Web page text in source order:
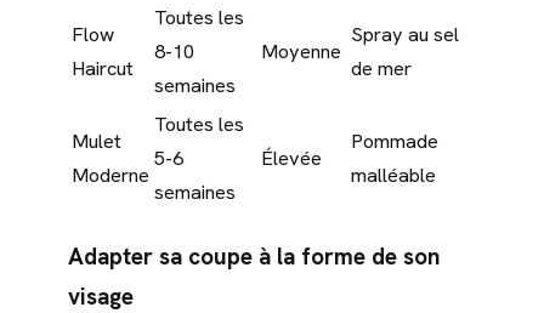
Flow
Haircut
Toutes les
8-10
semaines
Moyenne
Spray au sel
de mer
Mulet
Moderne
Toutes les
5-6
semaines
Élevée
Pommade
malléable
Adapter sa coupe à la forme de son
visage